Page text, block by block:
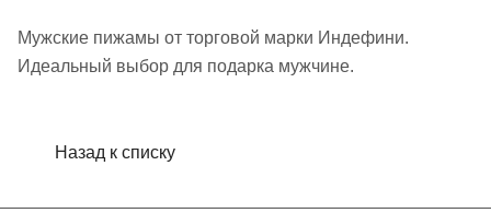
Мужские пижамы от торговой марки Индефини.
Идеальный выбор для подарка мужчине.
Назад к списку